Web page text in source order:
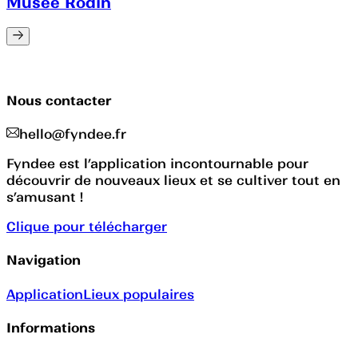
Nous contacter
hello@fyndee.fr
Fyndee est l’application incontournable pour
découvrir de nouveaux lieux et se cultiver tout en
s’amusant !
Clique pour télécharger
Navigation
ApplicationLieux populaires
Informations